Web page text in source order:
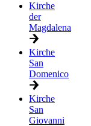
Kirche
der
Magdalena
Kirche
San
Domenico
Kirche
San
Giovanni